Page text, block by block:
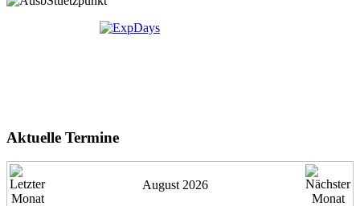
Aktuelle Termine
August 2026